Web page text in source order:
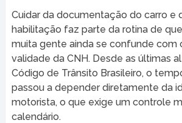
Cuidar da documentação do carro e
habilitação faz parte da rotina de
muita gente ainda se confunde com
validade da CNH. Desde as últimas
Código de Trânsito Brasileiro, o
passou a depender diretamente da
motorista, o que exige um controle
calendário.